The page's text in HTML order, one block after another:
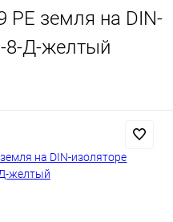
PE земля на DIN-
8-Д-желтый